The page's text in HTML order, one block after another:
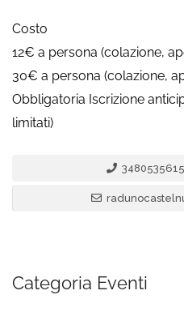
Costo
12€ a persona (colazione,
30€ a persona (colazione,
Obbligatoria Iscrizione
limitati)
Categoria Eventi